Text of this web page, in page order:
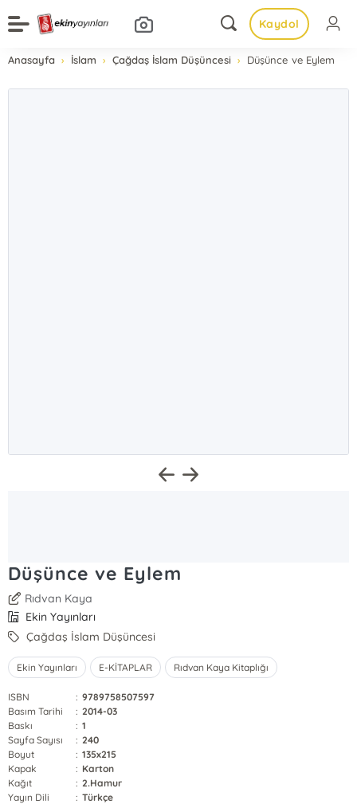
Kaydol
Anasayfa İslam Çağdaş İslam Düşüncesi Düşünce ve Eylem
Düşünce ve Eylem
Rıdvan Kaya
Ekin Yayınları
Çağdaş İslam Düşüncesi
Ekin Yayınları E-KİTAPLAR Rıdvan Kaya Kitaplığı
ISBN : 9789758507597
Basım Tarihi
: 2014-03
Baskı
: 1
Sayfa Sayısı
: 240
Boyut
: 135x215
Kapak
: Karton
Kağıt
: 2.Hamur
Yayın Dili
: Türkçe